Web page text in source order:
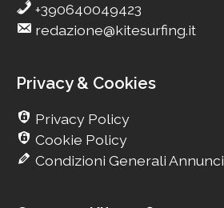
+390640049423
redazione@kitesurfing.it
Privacy & Cookies
Privacy Policy
Cookie Policy
Condizioni Generali Annunci